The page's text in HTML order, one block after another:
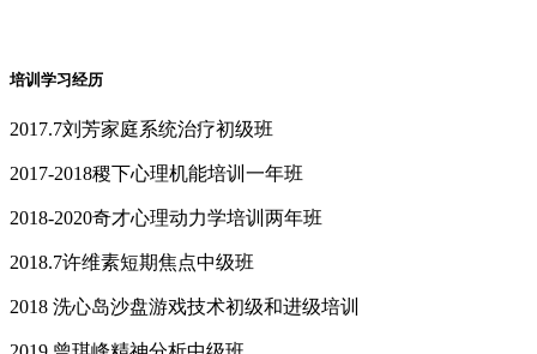
培训学习经历
2017.7刘芳家庭系统治疗初级班
2017-2018稷下心理机能培训一年班
2018-2020奇才心理动力学培训两年班
2018.7许维素短期焦点中级班
2018 洗心岛沙盘游戏技术初级和进级培训